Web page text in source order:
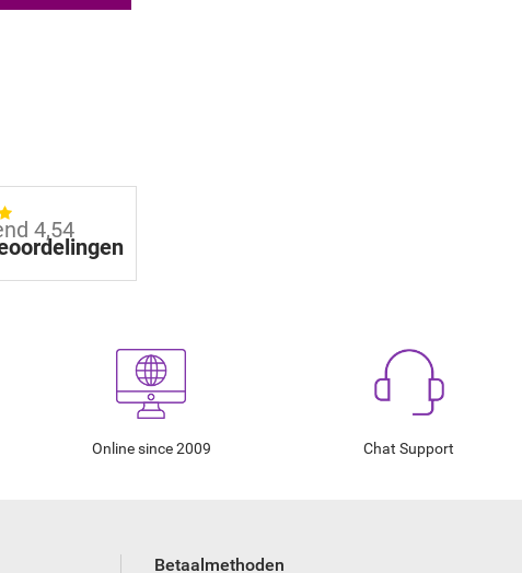
4,54
Online since 2009 Chat Support
Betaalmethoden